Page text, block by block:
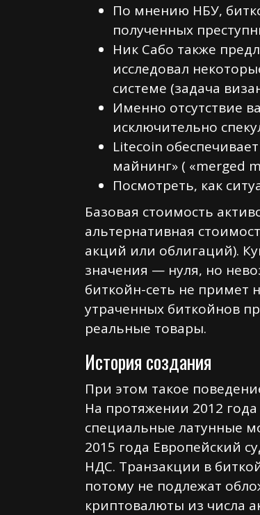
По мнению НБУ,
полученных
Ник Сабо также
исследовал
системе (задача
Именно отсутствие
исключительно
Litecoin
майнинг» ( «merged
Посмотреть, как
Базовая стоимость
альтернативная
акций или облигаций).
значения — нуля, но
биткойн-сеть не примет
утраченных биткойнов
реальные товары.
История создания
При этом такое
На протяжении 2012
специальные латунные
2015 года Европейский
НДС. Транзакции в
потому не подлежат
криптовалюты из числа